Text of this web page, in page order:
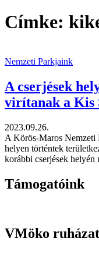
Címke:
Nemzeti Parkjaink
A cserjések
virítanak a Kis
2023.09.26.
A Körös-Maros Nemzeti
helyen történtek
korábbi cserjések helyén
Támogatóink
VMöko ruházat